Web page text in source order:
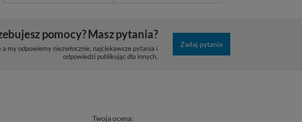
pomocy? Masz pytania?
a my odpowiemy niezwłocznie, najciekawsze pytania i
odpowiedzi publikując dla innych.
Zadaj pytanie
Twoja ocena: